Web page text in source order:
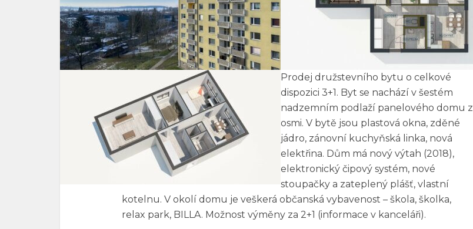
Prodej družstevního bytu o celkové
dispozici 3+1. Byt se nachází v šestém
nadzemním podlaží panelového domu z
osmi. V bytě jsou plastová okna, zděné
jádro, zánovní kuchyňská linka, nová
elektřina. Dům má nový výtah (2018),
elektronický čipový systém, nové
stoupačky a zateplený plášť, vlastní
kotelnu. V okolí domu je veškerá občanská vybavenost – škola, školka,
relax park, BILLA. Možnost výměny za 2+1 (informace v kanceláři).